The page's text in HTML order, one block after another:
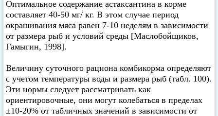
Оптимальное содержание астаксантина в корме
составляет 40-50 мг/ кг. В этом случае период
окрашивания мяса равен 7-10 неделям в зависимости
от размера рыб и условий среды [Маслобойщиков,
Гамыгин, 1998].
Величину суточного рациона комбикорма определяют
с учетом температуры воды и размера рыб (табл. 100).
Эти нормы следует рассматривать как
ориентировочные, они могут колебаться в пределах
±10-20% от табличных значений в зависимости от